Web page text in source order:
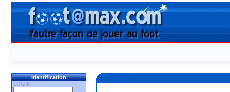
Identification
LOGIN